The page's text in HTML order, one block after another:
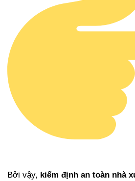
Bởi vậy, kiểm định an toàn nhà